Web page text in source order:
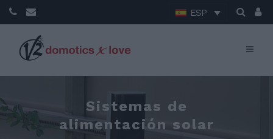
ESP
Sistemas de
alimentación solar